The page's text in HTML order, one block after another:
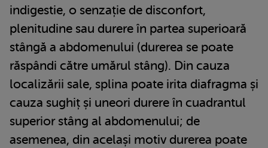
indigestie, o senzație de disconfort,
plenitudine sau durere în partea superioară
stângă a abdomenului (durerea se poate
răspândi către umărul stâng). Din cauza
localizării sale, splina poate irita diafragma și
cauza sughiț și uneori durere în cuadrantul
superior stâng al abdomenului; de
asemenea, din același motiv durerea poate